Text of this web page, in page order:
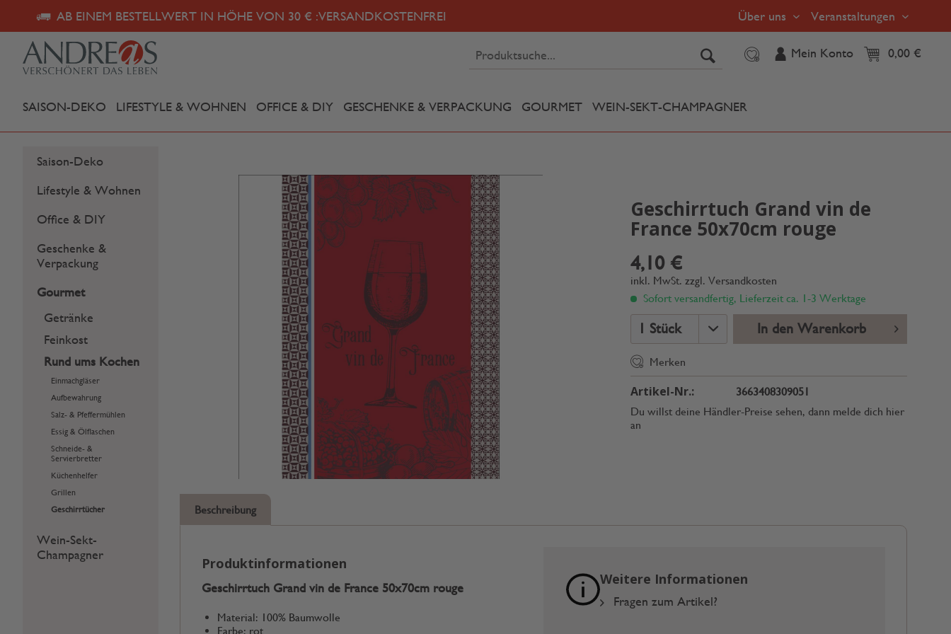
AB EINEM BESTELLWERT IN HÖHE VON 30 € :VERSANDKOSTENFREI Über uns Veranstaltungen
Mein Konto 0,00 €
SAISON-DEKO LIFESTYLE & WOHNEN OFFICE & DIY GESCHENKE & VERPACKUNG GOURMET WEIN-SEKT-CHAMPAGNER
Saison-Deko
Lifestyle & Wohnen
Office & DIY
Geschenke &
Verpackung
Gourmet
Getränke
Feinkost
Rund ums Kochen
Einmachgläser
Aufbewahrung
Salz- & Pfeffermühlen
Essig & Ölflaschen
Schneide- &
Servierbretter
Küchenhelfer
Grillen
Geschirrtücher
Wein-Sekt-
Champagner
Geschirrtuch Grand vin de
France 50x70cm rouge
4,10 €
inkl. MwSt.zzgl. Versandkosten
Sofort versandfertig, Lieferzeit ca. 1-3 Werktage
In den Warenkorb
Merken
Artikel-Nr.:
3663408309051
Du willst deine Händler-Preise sehen, dann melde dich hier
an
Beschreibung
Produktinformationen
Geschirrtuch Grand vin de France 50x70cm rouge
Material: 100% Baumwolle
Farbe: rot
Weitere Informationen
Fragen zum Artikel?